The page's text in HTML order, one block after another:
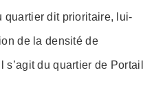
quartier dit prioritaire, lui-
de la densité de
du quartier de Portail